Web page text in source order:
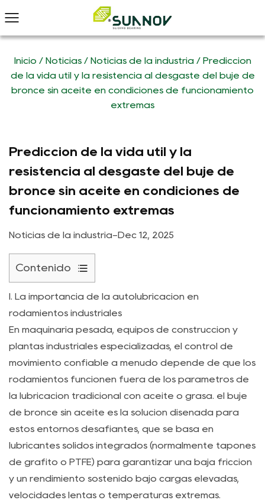
Inicio / Noticias/ Noticias de la industria/ Predicción
de la vida útil y la resistencia al desgaste del buje de
bronce sin aceite en condiciones de funcionamiento
extremas
Predicción de la vida útil y la
resistencia al desgaste del buje de
bronce sin aceite en condiciones de
funcionamiento extremas
Noticias de la industria- Dec 12, 2025
Contenido
1
I.
La
importancia
de
la
autolubricación
en
rodamientos
industriales
2
II.
El
factor
I. La importancia de la autolubricación en
rodamientos industriales
En maquinaria pesada, equipos de construcción y
plantas industriales especializadas, el control de
movimiento confiable a menudo depende de que los
rodamientos funcionen fuera de los parámetros de
la lubricación tradicional con aceite o grasa. el
buje
de bronce sin aceite es la solución diseñada para
estos entornos desafiantes, que se basa en
lubricantes sólidos integrados (normalmente tapones
de grafito o PTFE) para garantizar una baja fricción
y un rendimiento sostenido bajo cargas elevadas,
velocidades lentas o temperaturas extremas.